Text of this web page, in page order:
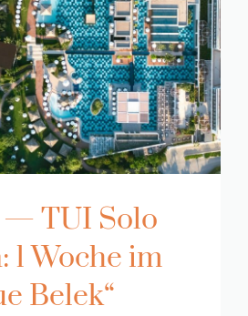
— TUI Solo
1 Woche im
Belek“